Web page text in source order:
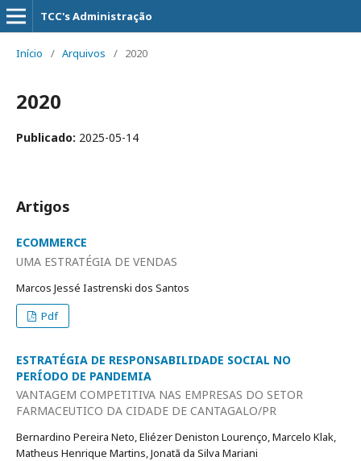
TCC's Administração
Início / Arquivos / 2020
2020
Publicado: 2025-05-14
Artigos
ECOMMERCE
UMA ESTRATÉGIA DE VENDAS
Marcos Jessé Iastrenski dos Santos
Pdf
ESTRATÉGIA DE RESPONSABILIDADE SOCIAL NO
PERÍODO DE PANDEMIA
VANTAGEM COMPETITIVA NAS EMPRESAS DO SETOR
FARMACEUTICO DA CIDADE DE CANTAGALO/PR
Bernardino Pereira Neto, Eliézer Deniston Lourenço, Marcelo Klak,
Matheus Henrique Martins, Jonatã da Silva Mariani